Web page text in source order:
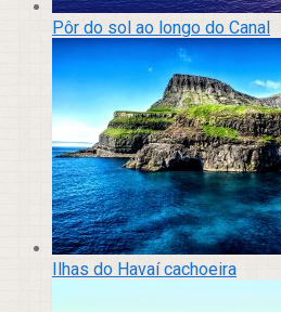
Pôr do sol ao longo do Canal
Ilhas do Havaí cachoeira